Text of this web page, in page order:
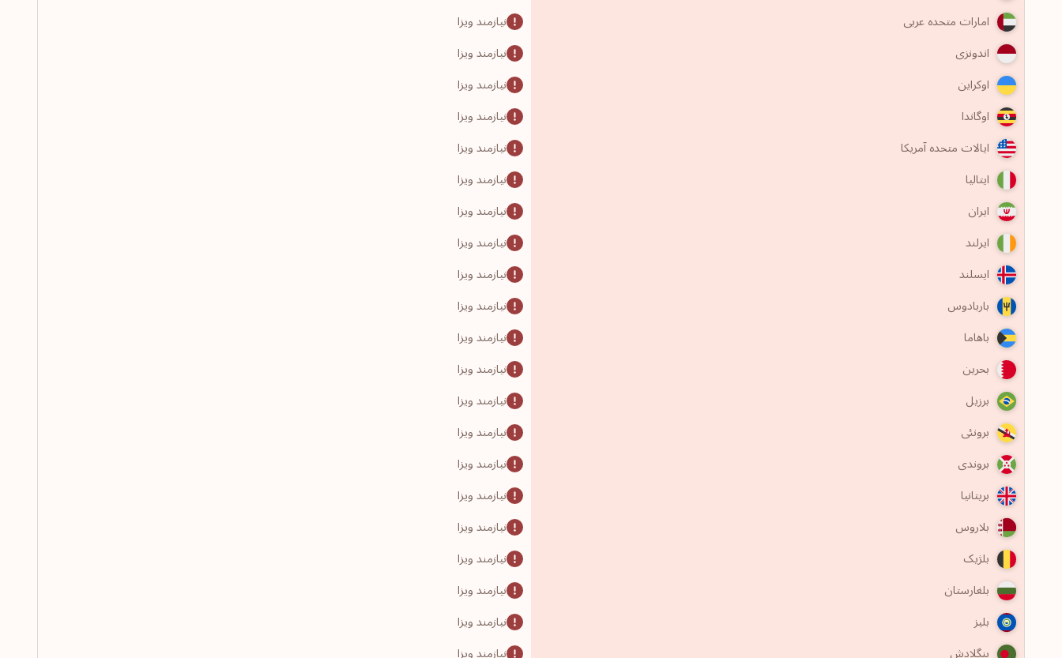
امارات متحده عربی
نیازمند ویزا
اندونزی
نیازمند ویزا
اوکراین
نیازمند ویزا
اوگاندا
نیازمند ویزا
ایالات متحده آمریکا
نیازمند ویزا
ایتالیا
نیازمند ویزا
ایران
نیازمند ویزا
ایرلند
نیازمند ویزا
ایسلند
نیازمند ویزا
باربادوس
نیازمند ویزا
باهاما
نیازمند ویزا
بحرین
نیازمند ویزا
برزیل
نیازمند ویزا
برونئی
نیازمند ویزا
بروندی
نیازمند ویزا
بریتانیا
نیازمند ویزا
بلاروس
نیازمند ویزا
بلژیک
نیازمند ویزا
بلغارستان
نیازمند ویزا
بلیز
نیازمند ویزا